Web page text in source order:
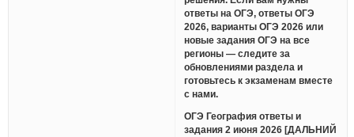
ответы на ОГЭ, ответы ОГЭ
2026, варианты ОГЭ 2026 или
новые задания ОГЭ на все
регионы — следите за
обновлениями раздела и
готовьтесь к экзаменам вместе
с нами.
ОГЭ География ответы и
задания 2 июня 2026 [ДАЛЬНИЙ